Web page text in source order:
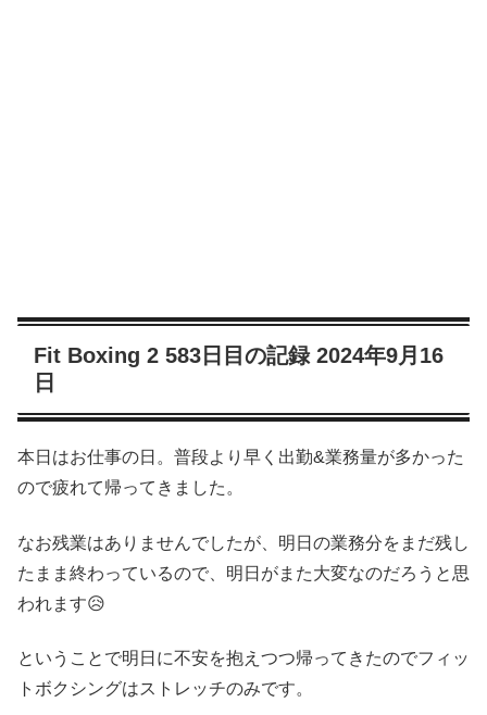
Fit Boxing 2 583日目の記録 2024年9月16
日
本日はお仕事の日。普段より早く出勤&業務量が多かった
ので疲れて帰ってきました。
なお残業はありませんでしたが、明日の業務分をまだ残し
たまま終わっているので、明日がまた大変なのだろうと思
われます😥
ということで明日に不安を抱えつつ帰ってきたのでフィッ
トボクシングはストレッチのみです。